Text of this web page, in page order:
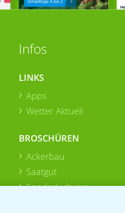
Infos
LINKS
Apps
Wetter Aktuell
BROSCHÜREN
Ackerbau
Saatgut
Sonderkulturen